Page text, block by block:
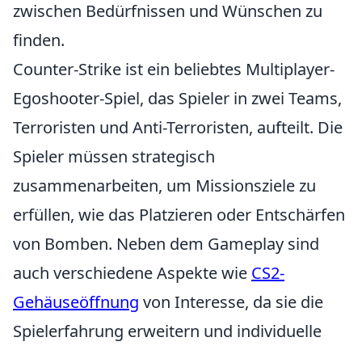
zwischen Bedürfnissen und Wünschen zu
finden.
Counter-Strike ist ein beliebtes Multiplayer-
Egoshooter-Spiel, das Spieler in zwei Teams,
Terroristen und Anti-Terroristen, aufteilt. Die
Spieler müssen strategisch
zusammenarbeiten, um Missionsziele zu
erfüllen, wie das Platzieren oder Entschärfen
von Bomben. Neben dem Gameplay sind
auch verschiedene Aspekte wie CS2-
Gehäuseöffnung von Interesse, da sie die
Spielerfahrung erweitern und individuelle